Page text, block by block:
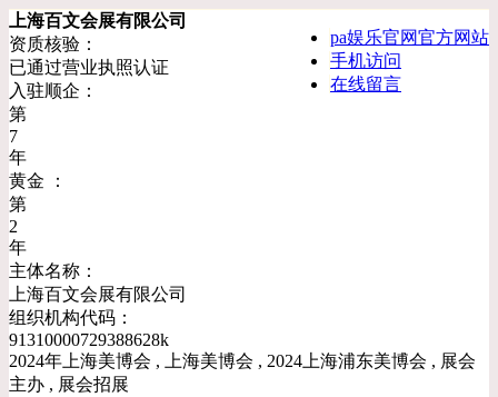
pa娱乐官网官方网站
手机访问
在线留言
上海百文会展有限公司
资质核验：
已通过营业执照认证
入驻顺企：
第
7
年
黄金 ：
第
2
年
主体名称：
上海百文会展有限公司
组织机构代码：
91310000729388628k
2024年上海美博会 , 上海美博会 , 2024上海浦东美博会 , 展会
主办 , 展会招展